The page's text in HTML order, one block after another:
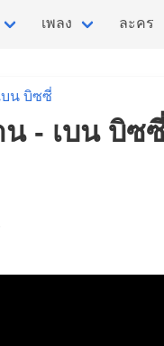
เพลง ละคร
บน บิซซี่
น - เบน บิซ